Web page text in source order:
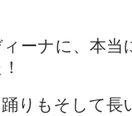
ーナに、本当
りもそして長